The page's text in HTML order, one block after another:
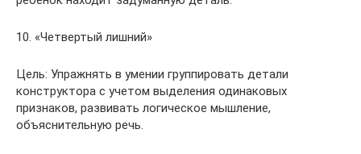
10. «Четвертый лишний»
Цель: Упражнять в умении группировать детали
конструктора с учетом выделения одинаковых
признаков, развивать логическое мышление,
объяснительную речь.